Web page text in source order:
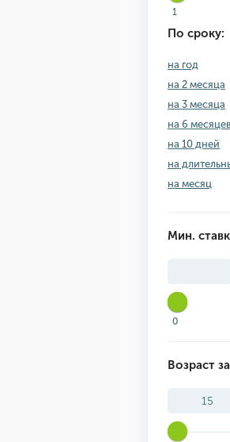
1
По сроку:
на год
на 2 месяца
на 3 месяца
на 6 месяцев
на 10 дней
на
на месяц
Мин.
0
Возраст